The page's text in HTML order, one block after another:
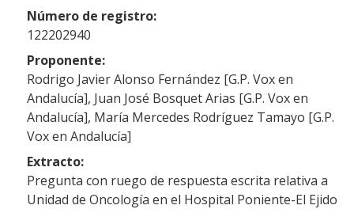
Número de registro:
122202940
Proponente:
Rodrigo Javier Alonso Fernández [G.P. Vox en
Andalucía], Juan José Bosquet Arias [G.P. Vox en
Andalucía], María Mercedes Rodríguez Tamayo [G.P.
Vox en Andalucía]
Extracto:
Pregunta con ruego de respuesta escrita relativa a
Unidad de Oncología en el Hospital Poniente-El Ejido